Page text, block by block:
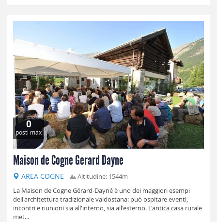
0
posti max
Maison de Cogne Gerard Dayne
AREA COGNE
Altitudine: 1544m
La Maison de Cogne Gérard-Dayné è uno dei maggiori esempi
dell'architettura tradizionale valdostana: può ospitare eventi,
incontri e riunioni sia all'interno, sia all'esterno. L'antica casa rurale
met...